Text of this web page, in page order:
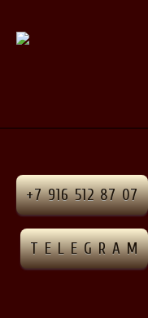
+7 916 512 87 07
T E L E G R A M